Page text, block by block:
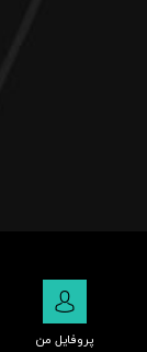
پروفایل من